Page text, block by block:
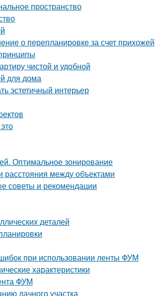
пространство
о перепланировке за счет прихожей
чистой и удобной
для дома
эстетичный интерьер
Оптимальное зонирование
расстояния между объектами
советы и рекомендации
деталей
при использовании ленты ФУМ
характеристики
ФУМ
дачного участка